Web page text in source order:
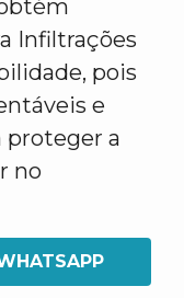
Infiltrações
pois
e
proteger a
no